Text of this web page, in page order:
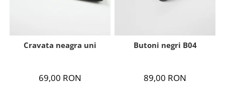
Cravata neagra uni
69,00 RON
Butoni negri B04
89,00 RON